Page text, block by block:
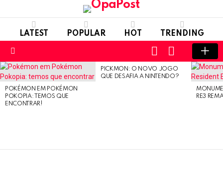
LATEST POPULAR HOT TRENDING
SWITCH
SKIN
LOGIN
LATEST
STORIES
POKÉMON EM POKÉMON
POKOPIA: TEMOS QUE
ENCONTRAR!
PICKMON: O NOVO JOGO
QUE DESAFIA A NINTENDO?
RE3